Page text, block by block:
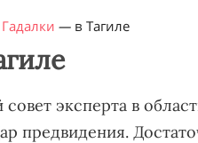
Гадалки — в Тагиле
эксперта в
предвидения.